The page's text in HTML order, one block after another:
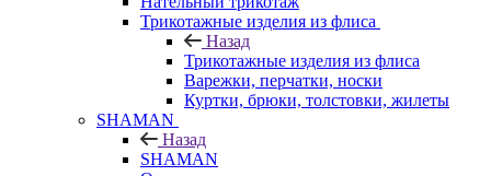
Трикотажные изделия из флиса
Назад
Трикотажные изделия из флиса
Варежки, перчатки, носки
Куртки, брюки, толстовки, жилеты
SHAMAN
Назад
SHAMAN